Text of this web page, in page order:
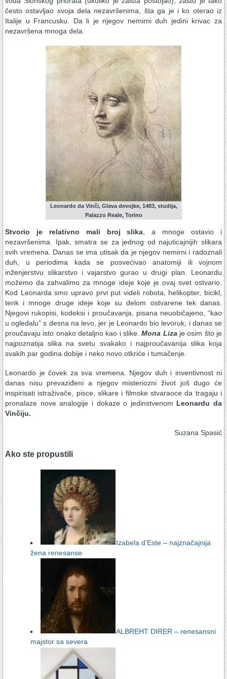
često ostavljao svoja dela nezavršenima, šta ga je i ko oterao iz
Italije u Francusku. Da li je njegov nemirni duh jedini krivac za
nezavršena mnoga dela.
Leonardo da Vinči, Glava devojke, 1483, studija,
Palazzo Reale, Torino
Stvorio je relativno mali broj slika , a mnoge ostavio i
nezavršenima. Ipak, smatra se za jednog od najuticajnijih slikara
svih vremena. Danas se ima utisak da je njegov nemirni i radoznali
duh, u periodima kada se posvećivao anatomiji ili vojnom
inženjerstvu slikarstvo i vajarstvo gurao u drugi plan. Leonardu
možemo da zahvalimo za mnoge ideje koje je ovaj svet ostvario.
Kod Leonarda smo upravo prvi put videli robota, helikopter, bicikl,
tenk i mnoge druge ideje koje su delom ostvarene tek danas.
Njegovi rukopisi, kodeksi i proučavanja, pisana neuobičajeno, “kao
u ogledalu” s desna na levo, jer je Leonardo bio levoruk, i danas se
proučavaju isto onako detaljno kao i slike.Mona Liza je osim što je
najpoznatija slika na svetu svakako i najproučavanija slika koja
svakih par godina dobije i neko novo otkriće i tumačenje.
Leonardo je čovek za sva vremena. Njegov duh i inventivnost ni
danas nisu prevaziđeni a njegov misteriozni život još dugo će
inspirisati istraživače, pisce, slikare i filmske stvaraoce da tragaju i
pronalaze nove analogije i dokaze o jedinstvenom Leonardu da
Vinčiju.
Suzana Spasić
Ako ste propustili
Izabela d’Este – najznačajnija
žena renesanse
ALBREHT DIRER – renesansni
majstor sa severa